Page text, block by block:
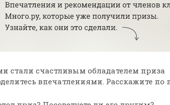
стали счастливым обладателем приза
впечатлениями. Расскажите по